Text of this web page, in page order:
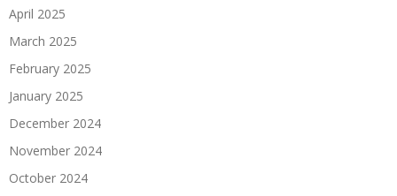
April 2025
March 2025
February 2025
January 2025
December 2024
November 2024
October 2024